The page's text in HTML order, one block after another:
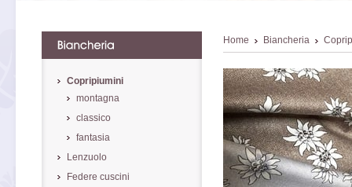
Home Biancheria
Copripiumini
montagna
classico
fantasia
Lenzuolo
Federe cuscini